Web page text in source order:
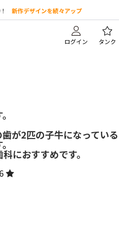
新作デザインを続々アップ
ログイン タンク
が2匹の子牛になっている
におすすめです。